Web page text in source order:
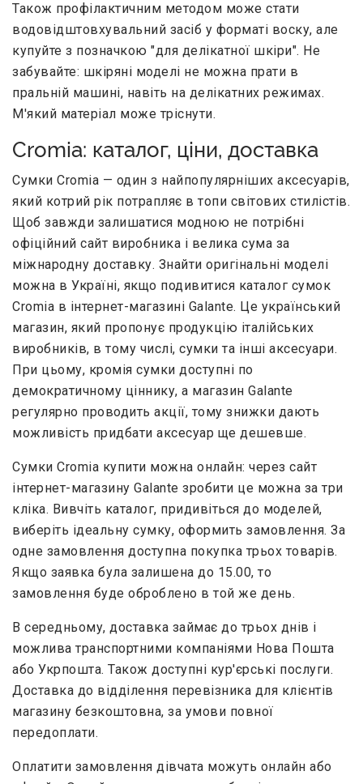
Також профілактичним методом може стати
водовідштовхувальний засіб у форматі воску, але
купуйте з позначкою "для делікатної шкіри". Не
забувайте: шкіряні моделі не можна прати в
пральній машині, навіть на делікатних режимах.
М'який матеріал може тріснути.
Cromia: каталог, ціни, доставка
Сумки Cromia — один з найпопулярніших аксесуарів,
який котрий рік потрапляє в топи світових стилістів.
Щоб завжди залишатися модною не потрібні
офіційний сайт виробника і велика сума за
міжнародну доставку. Знайти оригінальні моделі
можна в Україні, якщо подивитися каталог сумок
Cromia в інтернет-магазині Galante. Це український
магазин, який пропонує продукцію італійських
виробників, в тому числі, сумки та інші аксесуари.
При цьому, кромія сумки доступні по
демократичному ціннику, а магазин Galante
регулярно проводить акції, тому знижки дають
можливість придбати аксесуар ще дешевше.
Сумки Cromia купити можна онлайн: через сайт
інтернет-магазину Galante зробити це можна за три
кліка. Вивчіть каталог, придивіться до моделей,
виберіть ідеальну сумку, оформить замовлення. За
одне замовлення доступна покупка трьох товарів.
Якщо заявка була залишена до 15.00, то
замовлення буде оброблено в той же день.
В середньому, доставка займає до трьох днів і
можлива транспортними компаніями Нова Пошта
або Укрпошта. Також доступні кур'єрські послуги.
Доставка до відділення перевізника для клієнтів
магазину безкоштовна, за умови повної
передоплати.
Оплатити замовлення дівчата можуть онлайн або